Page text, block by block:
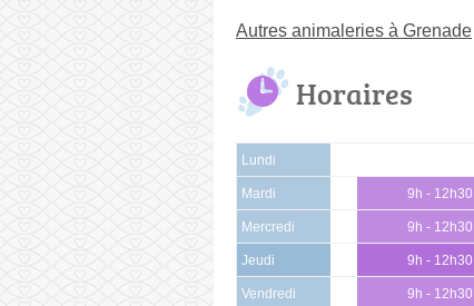
Autres animaleries à Grenade
Horaires
Lundi
Mardi 9h - 12h30
Mercredi 9h - 12h30
Jeudi 9h - 12h30
Vendredi 9h - 12h30